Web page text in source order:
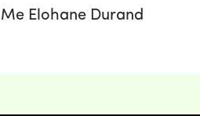
Me Elohane Durand